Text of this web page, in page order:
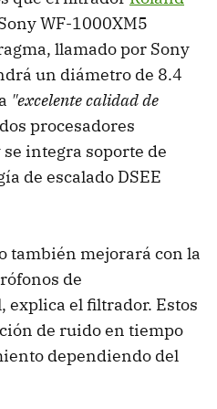
WF-1000XM5
llamado por Sony
un diámetro de 8.4
"excelente calidad de
procesadores
integra soporte de
de escalado DSEE
también mejorará con la
de
el filtrador. Estos
de ruido en tiempo
dependiendo del